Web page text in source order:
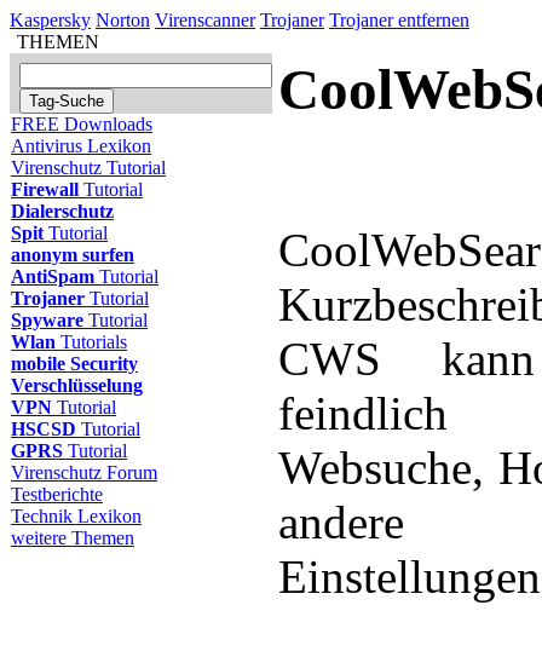
Kaspersky Norton Virenscanner Trojaner Trojaner entfernen
THEMEN
FREE Downloads
Antivirus Lexikon
Virenschutz Tutorial
Firewall Tutorial
Dialerschutz
Spit Tutorial
anonym surfen
AntiSpam Tutorial
Trojaner Tutorial
Spyware Tutorial
Wlan Tutorials
mobile Security
Verschlüsselung
VPN Tutorial
HSCSD Tutorial
GPRS Tutorial
Virenschutz Forum
Testberichte
Technik Lexikon
weitere Themen
CWS
feindlich
Websuche,
andere